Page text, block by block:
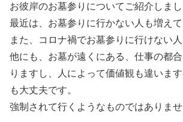
お彼岸のお墓参りについてご紹介しまし
最近は、お墓参りに行かない人も増えて
また、コロナ禍でお墓参りに行けない人
他にも、お墓が遠くにある、仕事の都
りますし、人によって価値観も違いま
も大丈夫です。
強制されて行くようなものではありませ